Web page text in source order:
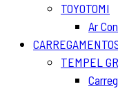
TOYOTOMI
Ar
TEMPEL